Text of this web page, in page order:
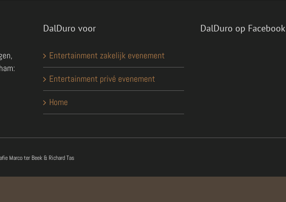
DalDuro voor
Entertainment zakelijk evenement
Entertainment privé evenement
Home
DalDuro op Facebook
Marco ter Beek & Richard Tas